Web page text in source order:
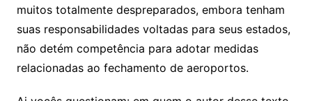
muitos totalmente despreparados, embora tenham
suas responsabilidades voltadas para seus estados,
não detém competência para adotar medidas
relacionadas ao fechamento de aeroportos.